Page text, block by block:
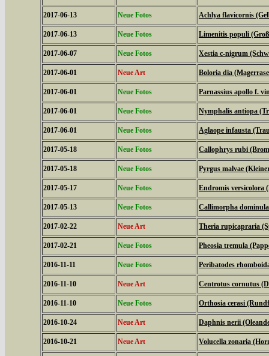
2017-06-13 Neue Fotos Achlya flavicornis
2017-06-13 Neue Fotos Limenitis populi
2017-06-07 Neue Fotos Xestia c-nigrum
2017-06-01 Neue Art Boloria dia
2017-06-01 Neue Fotos Parnassius apollo f.
2017-06-01 Neue Fotos Nymphalis antiopa
2017-06-01 Neue Fotos Aglaope infausta
2017-05-18 Neue Fotos Callophrys rubi
2017-05-18 Neue Fotos Pyrgus malvae
2017-05-17 Neue Fotos Endromis versicolora
2017-05-13 Neue Fotos Callimorpha
2017-02-22 Neue Art Theria rupicapraria
2017-02-21 Neue Fotos Pheosia tremula
2016-11-11 Neue Fotos Peribatodes
2016-11-10 Neue Art Centrotus cornutus
2016-11-10 Neue Fotos Orthosia cerasi
2016-10-24 Neue Art Daphnis nerii
2016-10-21 Neue Art Volucella zonaria